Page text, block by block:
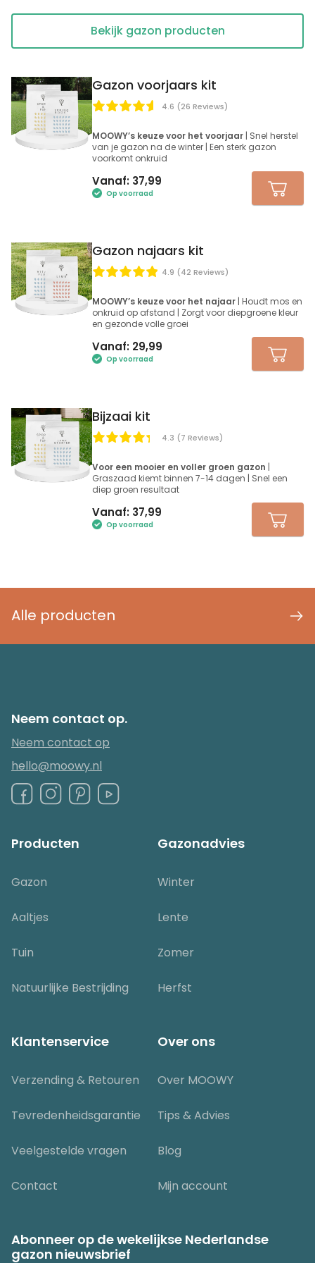
Bekijk gazon producten
4.6 (26 Reviews)
Gazon voorjaars kit
MOOWY’s keuze voor het voorjaar | Snel herstel
van je gazon na de winter | Een sterk gazon
voorkomt onkruid
Vanaf: 37,99
Op voorraad
4.9 (42 Reviews)
Gazon najaars kit
MOOWY’s keuze voor het najaar | Houdt mos en
onkruid op afstand | Zorgt voor diepgroene kleur
en gezonde volle groei
Vanaf: 29,99
Op voorraad
4.3 (7 Reviews)
Bijzaai kit
Voor een mooier en voller groen gazon |
Graszaad kiemt binnen 7-14 dagen | Snel een
diep groen resultaat
Vanaf: 37,99
Op voorraad
Alle producten
Neem contact op.
Neem contact op
hello@moowy.nl
Producten
Gazon
Aaltjes
Tuin
Natuurlijke Bestrijding
Gazonadvies
Winter
Lente
Zomer
Herfst
Klantenservice
Verzending & Retouren
Tevredenheidsgarantie
Veelgestelde vragen
Contact
Over ons
Over MOOWY
Tips & Advies
Blog
Mijn account
Abonneer op de wekelijkse Nederlandse
gazon nieuwsbrief